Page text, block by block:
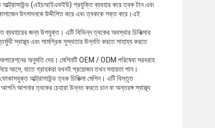
আল্ট্রাসাউন্ড (এইচআইএফইউ) প্রযুক্তি ব্যবহার করে ত্বক টান এবং
উৎপাদনকে উদ্দীপিত করে এবং ত্বককে শক্ত করে।এই
ব্যবহারের জন্য উপযুক্ত। এটি বিভিন্ন ত্বকের অবস্থার চিকিত্সার
স্বাস্থ্য এবং সামগ্রিক সুস্থতার উন্নতি করতে সাহায্য করতে
অপারেশনের অনুমতি দেয়। মেশিনটি OEM / ODM পরিষেবা সরবরাহ
নিয়ে আসে, যাতে গ্রাহকরা যখনই প্রয়োজন তখন সহায়তা পান।
আল্ট্রাসাউন্ড ত্বক চিকিত্সা মেশিন। এটি বিস্তৃত
আপনার ত্বকের চেহারা উন্নত করতে চান বা অন্তরঙ্গ স্বাস্থ্য